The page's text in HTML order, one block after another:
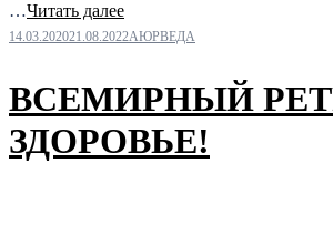
…Читать далее
14.03.202021.08.2022АЮРВЕДА
ВСЕМИРНЫЙ
ЗДОРОВЬЕ!